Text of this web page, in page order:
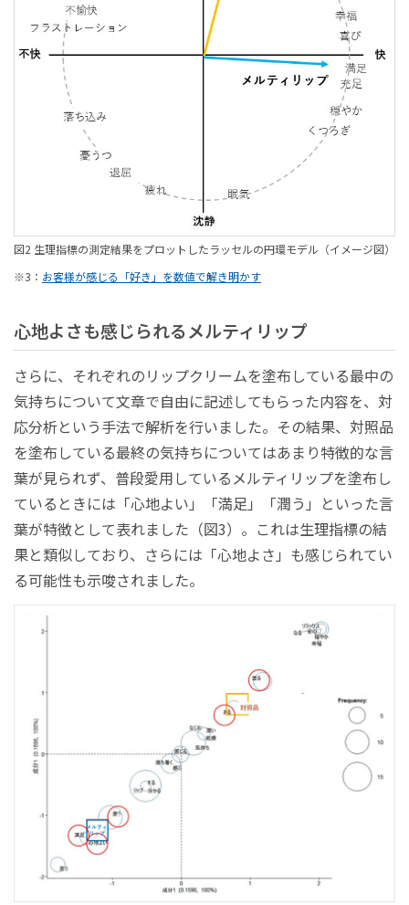
図2 生理指標の測定結果をプロットしたラッセルの円環モデル（イメージ図）
※3： お客様が感じる「好き」を数値で解き明かす
心地よさも感じられるメルティリップ
さらに、それぞれのリップクリームを塗布している最中の
気持ちについて文章で自由に記述してもらった内容を、対
応分析という手法で解析を行いました。その結果、対照品
を塗布している最終の気持ちについてはあまり特徴的な言
葉が見られず、普段愛用しているメルティリップを塗布し
ているときには「心地よい」「満足」「潤う」といった言
葉が特徴として表れました（図3）。これは生理指標の結
果と類似しており、さらには「心地よさ」も感じられてい
る可能性も示唆されました。